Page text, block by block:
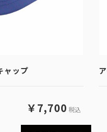
ャップ
￥7,700 税込